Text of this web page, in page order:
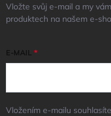
Vložte svůj e-mail a my
produktech na našem e-
E-MAIL
Vložením e-mailu